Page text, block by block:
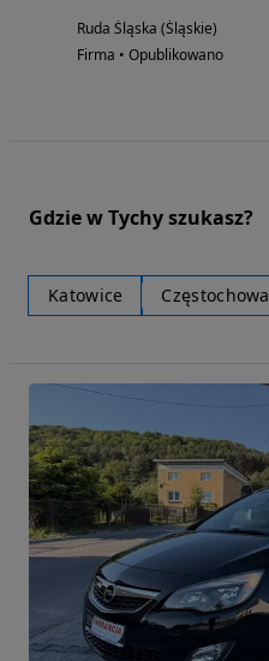
Ruda Śląska (Śląskie)
Firma • Opublikowano
Gdzie w Tychy szukasz?
Katowice Częstochowa